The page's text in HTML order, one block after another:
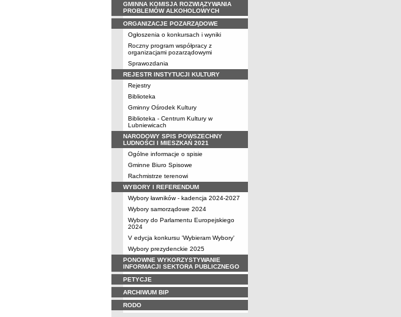
GMINNA KOMISJA ROZWIĄZYWANIA
PROBLEMÓW ALKOHOLOWYCH
ORGANIZACJE POZARZĄDOWE
Ogłoszenia o konkursach i wyniki
Roczny program współpracy z
organizacjami pozarządowymi
Sprawozdania
REJESTR INSTYTUCJI KULTURY
Rejestry
Biblioteka
Gminny Ośrodek Kultury
Biblioteka - Centrum Kultury w
Lubniewicach
NARODOWY SPIS POWSZECHNY
LUDNOŚCI I MIESZKAŃ 2021
Ogólne informacje o spisie
Gminne Biuro Spisowe
Rachmistrze terenowi
WYBORY I REFERENDUM
Wybory ławników - kadencja 2024-2027
Wybory samorządowe 2024
Wybory do Parlamentu Europejskiego
2024
V edycja konkursu 'Wybieram Wybory'
Wybory prezydenckie 2025
PONOWNE WYKORZYSTYWANIE
INFORMACJI SEKTORA PUBLICZNEGO
PETYCJE
ARCHIWUM BIP
RODO